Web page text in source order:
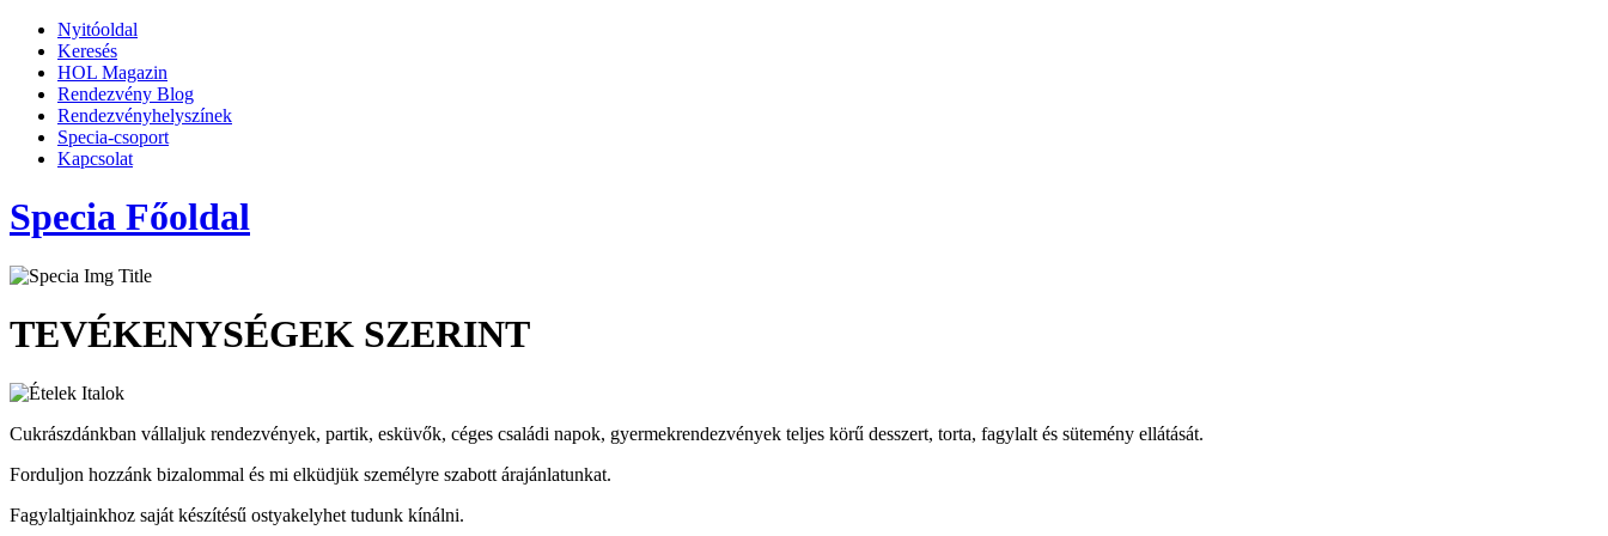
Nyitóoldal
Keresés
HOL Magazin
Rendezvény Blog
Rendezvényhelyszínek
Specia-csoport
Kapcsolat
Specia Főoldal
TEVÉKENYSÉGEK SZERINT
Cukrászdánkban vállaljuk rendezvények, partik, esküvők, céges családi napok, gyermekrendezvények teljes körű desszert, torta, fagylalt és sütemény ellátását.
Forduljon hozzánk bizalommal és mi elküdjük személyre szabott árajánlatunkat.
Fagylaltjainkhoz saját készítésű ostyakelyhet tudunk kínálni.